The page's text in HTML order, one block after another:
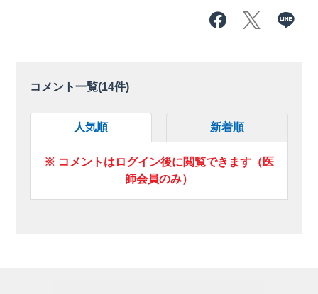
コメント一覧(14件)
人気順 新着順
※ コメントはログイン後に閲覧できます（医
師会員のみ）